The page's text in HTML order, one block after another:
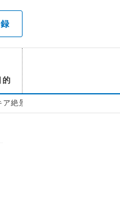
的
絶景の旅8日間